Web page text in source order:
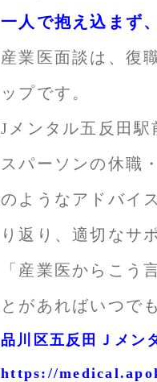
一人で抱え込まず
産業医面談は、復
ップです。
Jメンタル五反田
スパーソンの休職
のようなアドバイ
り返り、適切なサ
「産業医からこう
とがあればいつで
品川区五反田Ｊメン
https://